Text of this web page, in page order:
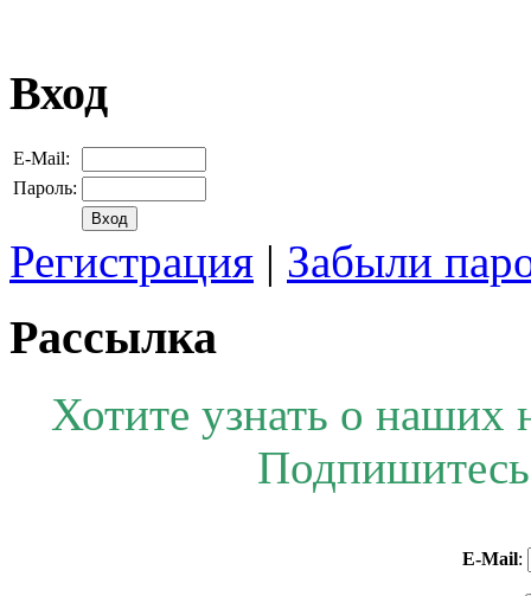
Вход
E-Mail:
Пароль:
Регистрация | Забыли
Рассылка
Хотите узнать о наших
E-Mail: